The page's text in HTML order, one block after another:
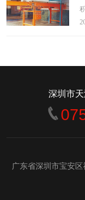
深圳市
广东省深圳市宝安